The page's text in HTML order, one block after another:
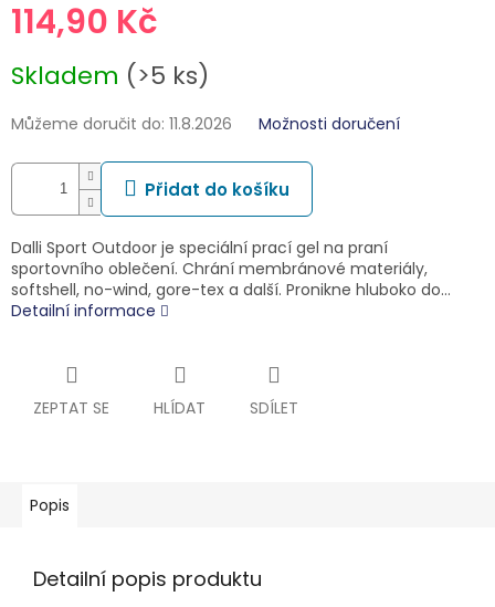
114,90 Kč
cena:
Skladem (>5 ks)
Můžeme doručit do: 11.8.2026 Možnosti doručení
Přidat do košíku
Dalli Sport Outdoor je speciální prací gel na praní
sportovního oblečení. Chrání membránové materiály,
softshell, no-wind, gore-tex a další. Pronikne hluboko do…
Detailní informace
ZEPTAT SE HLÍDAT SDÍLET
Popis
Detailní popis produktu